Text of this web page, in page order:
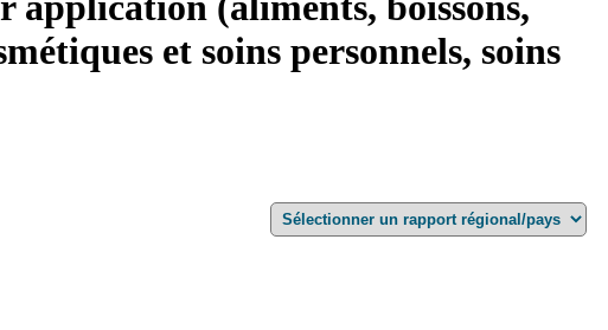
et soins personnels, soins